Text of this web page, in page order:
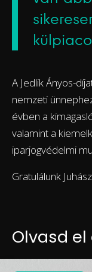
A Jedlik Ányos-
nemzeti
évben a
valamint a
iparjogvédelmi
Gratulálunk
Olvasd el